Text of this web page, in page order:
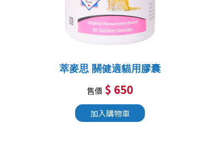
萃麥思 關健適貓用膠囊
售價 $ 650
加入購物車